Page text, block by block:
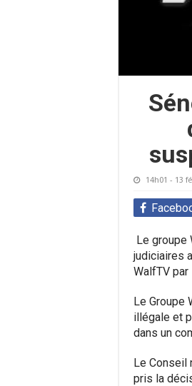
14h01 - 13
Le groupe
judiciaires
WalfTV par
Le Groupe
illégale et
dans un
Le Conseil
pris la